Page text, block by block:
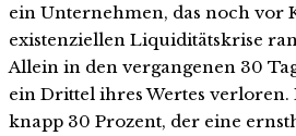
ein Unternehmen, das noch vor
existenziellen Liquiditätskrise
Allein in den vergangenen 30
ein Drittel ihres Wertes verloren.
knapp 30 Prozent, der eine